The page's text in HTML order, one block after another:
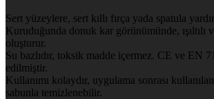
Sert yüzeylere, sert kıllı fırça yada spatula
Kuruduğunda donuk kar görünümünde, ışıltılı
oluşturur.
Su bazlıdır, toksik madde içermez. CE ve EN
edilmiştir.
Kullanımı kolaydır, uygulama sonrası
sabunla temizlenebilir.